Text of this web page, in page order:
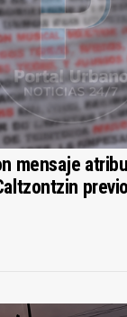
mensaje